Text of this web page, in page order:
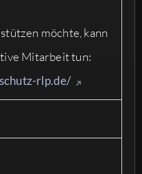
möchte, kann
Mitarbeit tun:
rlp.de/